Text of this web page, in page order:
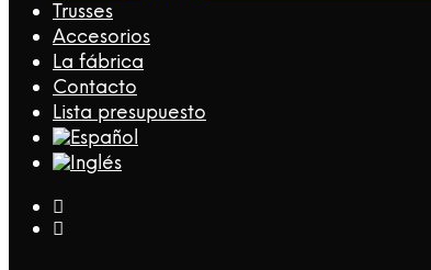
Trusses
Accesorios
La fábrica
Contacto
Lista presupuesto